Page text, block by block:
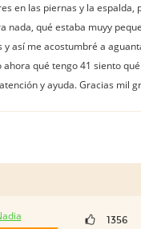
en las piernas y la espalda,
nada, qué estaba muyy
y así me acostumbré a
qué tengo 41 siento
y ayuda. Gracias mil
1356